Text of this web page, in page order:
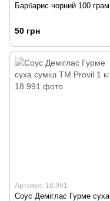
Барбарис чорний 100 грам
50 грн
Артикул: 18.991
Соус Деміглас Гурме суха